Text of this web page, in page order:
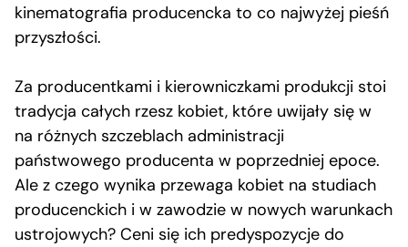
kinematografia producencka to co najwyżej pieśń
przyszłości.
Za producentkami i kierowniczkami produkcji stoi
tradycja całych rzesz kobiet, które uwijały się w
na różnych szczeblach administracji
państwowego producenta w poprzedniej epoce.
Ale z czego wynika przewaga kobiet na studiach
producenckich i w zawodzie w nowych warunkach
ustrojowych? Ceni się ich predyspozycje do